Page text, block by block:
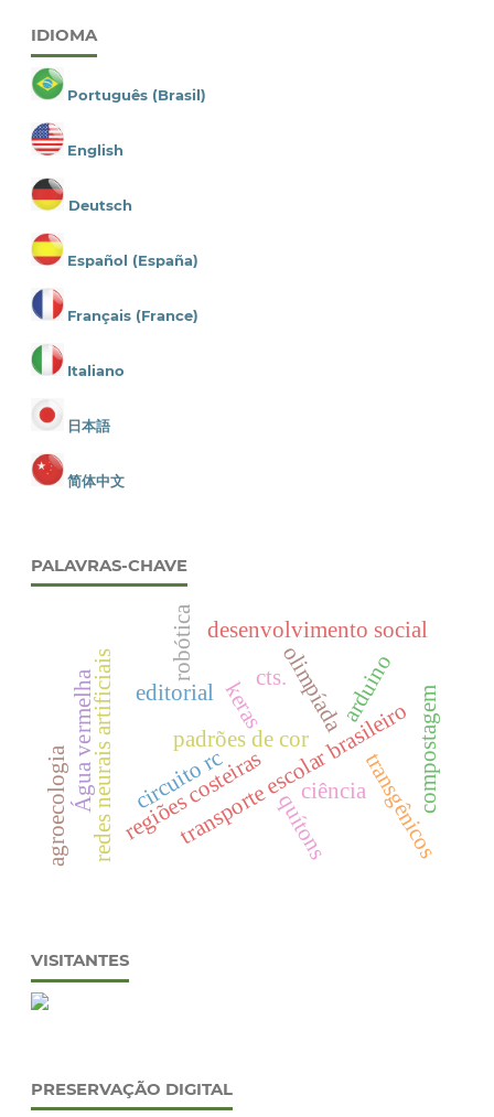
IDIOMA
Português (Brasil)
English
Deutsch
Español (España)
Français (France)
Italiano
日本語
简体中文
PALAVRAS-CHAVE
editorial olimpíada
transporte escolar brasileiro
padrões de cor
quítons
regiões costeiras
robótica
redes neurais artificiais keras
desenvolvimento social
transgênicos
cts.
Água vermelha
agroecologia compostagem
ciência
arduino
circuito rc
VISITANTES
PRESERVAÇÃO DIGITAL